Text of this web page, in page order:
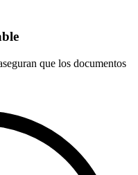
que los documentos